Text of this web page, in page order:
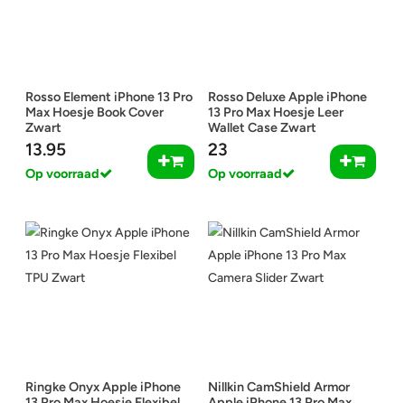
Rosso Element iPhone 13 Pro
Max Hoesje Book Cover
Zwart
13.95
Op voorraad
Rosso Deluxe Apple iPhone
13 Pro Max Hoesje Leer
Wallet Case Zwart
23
Op voorraad
Ringke Onyx Apple iPhone
Nillkin CamShield Armor